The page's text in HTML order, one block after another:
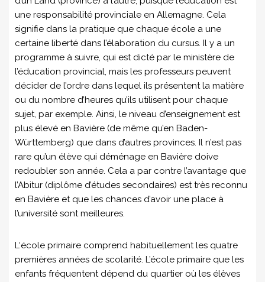
une responsabilité provinciale en Allemagne. Cela
signifie dans la pratique que chaque école a une
certaine liberté dans l’élaboration du cursus. Il y a un
programme à suivre, qui est dicté par le ministère de
l’éducation provincial, mais les professeurs peuvent
décider de l’ordre dans lequel ils présentent la matière
ou du nombre d’heures qu’ils utilisent pour chaque
sujet, par exemple. Ainsi, le niveau d’enseignement est
plus élevé en Bavière (de même qu’en Baden-
Württemberg) que dans d’autres provinces. Il n’est pas
rare qu’un élève qui déménage en Bavière doive
redoubler son année. Cela a par contre l’avantage que
l’Abitur (diplôme d’études secondaires) est très reconnu
en Bavière et que les chances d’avoir une place à
l’université sont meilleures.
L‘école primaire comprend habituellement les quatre
premières années de scolarité. L’école primaire que les
enfants fréquentent dépend du quartier où les élèves